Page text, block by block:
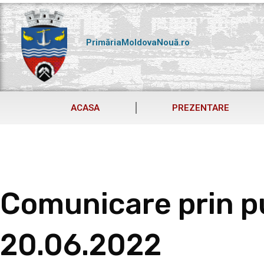
Skip
to
content
PrimăriaMoldovaNouă.ro
ACASA PREZENTARE
Comunicare prin
20.06.2022